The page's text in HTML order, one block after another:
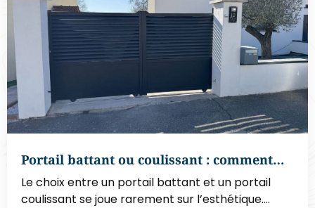
Portail battant ou coulissant : comment…
Le choix entre un portail battant et un portail
coulissant se joue rarement sur l’esthétique.…